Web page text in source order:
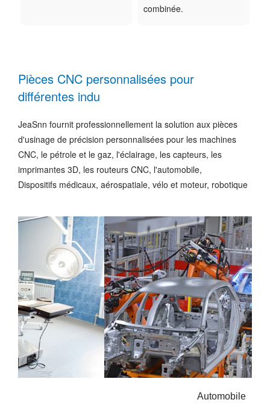
combinée.
Pièces CNC personnalisées pour
différentes indu
JeaSnn fournit professionnellement la solution aux pièces
d'usinage de précision personnalisées pour les machines
CNC, le pétrole et le gaz, l'éclairage, les capteurs, les
imprimantes 3D, les routeurs CNC, l'automobile,
Dispositifs médicaux, aérospatiale, vélo et moteur, robotique